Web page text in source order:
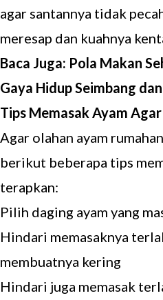
agar santannya tidak
meresap dan kuahnya
Baca Juga: Pola Makan
Gaya Hidup Seimbang
Tips Memasak Ayam
Agar olahan ayam
berikut beberapa tips
terapkan:
Pilih daging ayam yang
Hindari memasaknya
membuatnya kering
Hindari juga memasak